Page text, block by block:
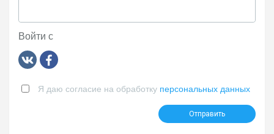
Войти с
Я даю согласие на обработку персональных данных